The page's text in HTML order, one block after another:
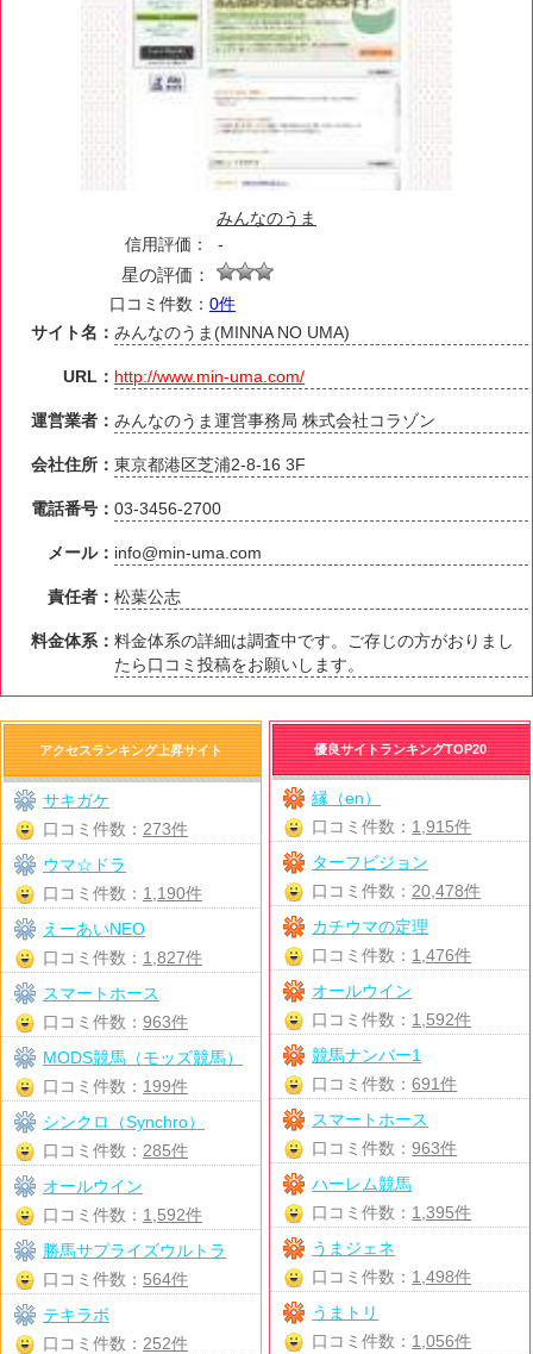
みんなのうま
信用評価：
-
星の評価：
口コミ件数： 0件
サイト名：みんなのうま(MINNA NO UMA)
URL： http://www.min-uma.com/
運営業者：みんなのうま運営事務局 株式会社コラゾン
会社住所：東京都港区芝浦2-8-16 3F
電話番号：03-3456-2700
メール： info@min-uma.com
責任者：松葉公志
料金体系：料金体系の詳細は調査中です。ご存じの方がおりまし
たら口コミ投稿をお願いします。
優良サイトランキングTOP20
縁（en）
口コミ件数： 1,915件
ターフビジョン
口コミ件数： 20,478件
カチウマの定理
口コミ件数： 1,476件
オールウイン
口コミ件数： 1,592件
競馬ナンバー1
口コミ件数：691件
スマートホース
口コミ件数：963件
ハーレム競馬
口コミ件数： 1,395件
うまジェネ
口コミ件数： 1,498件
うまトリ
口コミ件数： 1,056件
アクセスランキング上昇サイト
サキガケ
口コミ件数： 273件
ウマ☆ドラ
口コミ件数： 1,190件
えーあいNEO
口コミ件数： 1,827件
スマートホース
口コミ件数： 963件
MODS競馬（モッズ競馬）
口コミ件数： 199件
シンクロ（Synchro）
口コミ件数： 285件
オールウイン
口コミ件数： 1,592件
勝馬サプライズウルトラ
口コミ件数： 564件
テキラボ
口コミ件数： 252件